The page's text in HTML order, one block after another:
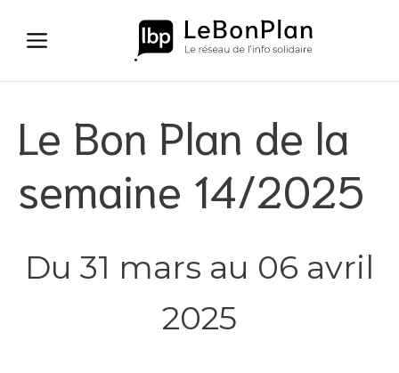
contenu
Le Bon Plan de la
semaine 14/2025
Du 31 mars au 06 avril
2025